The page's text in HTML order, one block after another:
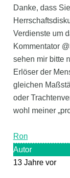
Danke, dass
Verdienste um
Kommentator
sehen mir bitte
Erlöser der
gleichen
oder
wohl meiner
Ron
Autor
13 Jahre vor